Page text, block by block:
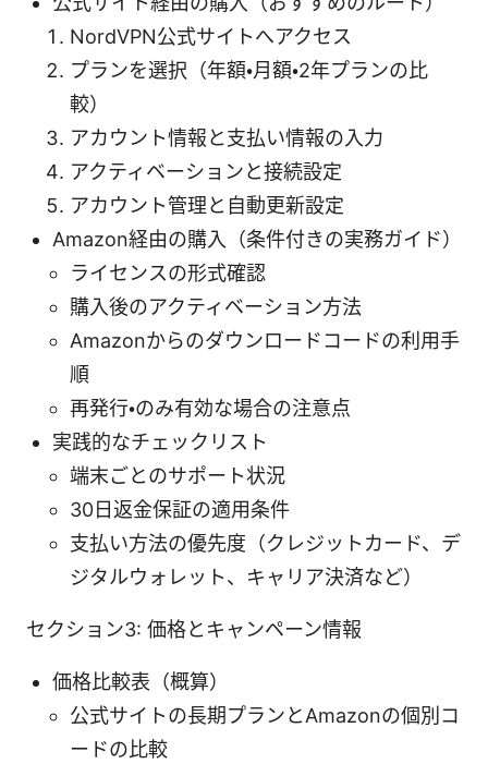
NordVPN公式サイトへアクセス
プランを選択（年額・月額・2年プランの比
較）
アカウント情報と支払い情報の入力
アクティベーションと接続設定
アカウント管理と自動更新設定
Amazon経由の購入（条件付きの実務ガイド）
ライセンスの形式確認
購入後のアクティベーション方法
Amazonからのダウンロードコードの利用手
順
再発行・のみ有効な場合の注意点
実践的なチェックリスト
端末ごとのサポート状況
30日返金保証の適用条件
支払い方法の優先度（クレジットカード、デ
ジタルウォレット、キャリア決済など）
セクション3: 価格とキャンペーン情報
価格比較表（概算）
公式サイトの長期プランとAmazonの個別コ
ードの比較